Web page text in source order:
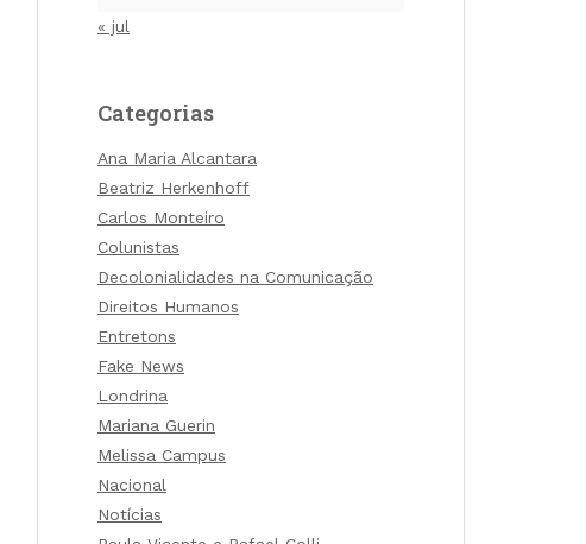
« jul
Categorias
Ana Maria Alcantara
Beatriz Herkenhoff
Carlos Monteiro
Colunistas
Decolonialidades na Comunicação
Direitos Humanos
Entretons
Fake News
Londrina
Mariana Guerin
Melissa Campus
Nacional
Notícias